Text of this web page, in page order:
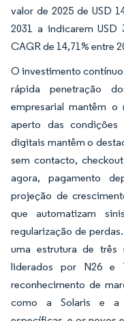
valor de 2025 de USD
2031 a indicarem USD
CAGR de 14,71% entre
O investimento
rápida penetração
empresarial mantêm
aperto das condições
digitais mantêm o
sem contacto,
agora, pagamento
projeção de
que automatizam
regularização de
uma estrutura de
liderados por N26 e
reconhecimento de
como a Solaris e a